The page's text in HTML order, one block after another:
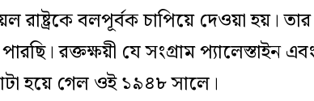
রাষ্ট্রকে বলপূর্বক চাপিয়ে দেওয়া
রক্তক্ষয়ী যে সংগ্রাম
হয়ে গেল ওই ১৯৪৮ সালে।